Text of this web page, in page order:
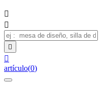




artículo(0)